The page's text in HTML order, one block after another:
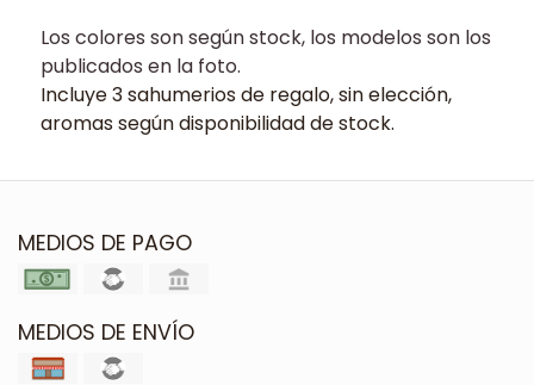
Los colores son según stock, los modelos son los
publicados en la foto.
Incluye 3 sahumerios de regalo, sin elección,
aromas según disponibilidad de stock.
MEDIOS DE PAGO
MEDIOS DE ENVÍO